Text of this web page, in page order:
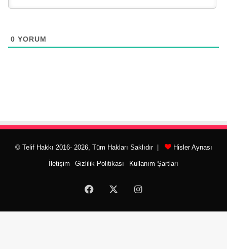
0 YORUM
© Telif Hakkı 2016- 2026, Tüm Hakları Saklıdır | Hisler Aynası
İletişim Gizlilik Politikası Kullanım Şartları
Facebook Instagram